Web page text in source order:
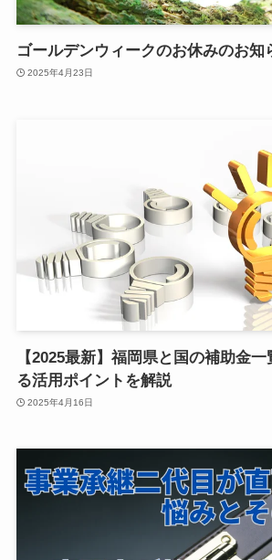
ゴールデンウィークのお休みのお知
2025年4月23日
【2025最新】福岡県と国の補助金
る活用ポイントを解説
2025年4月16日